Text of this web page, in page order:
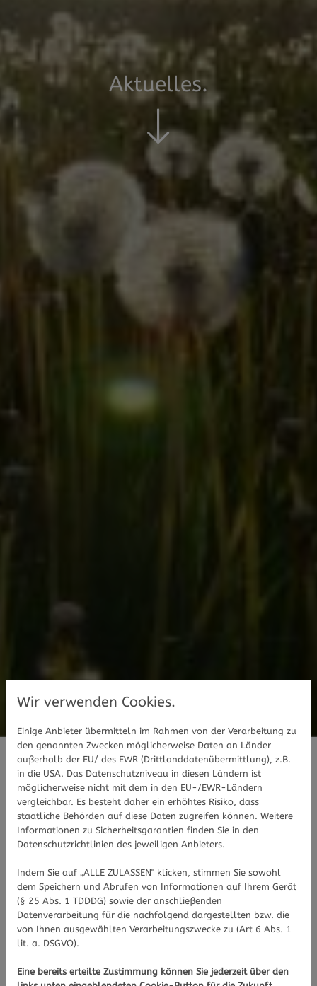
Aktuelles.
Mit unseren Inhalten bieten wir
Ihnen Mehrwert - weil uns Ihre
Gesundheit am Herzen liegt.
Hier informieren wir Sie über diverse
gesundheitliche Themen und die aktuellsten
News aus unseren Apotheken.
Wir verwenden Cookies.
Einige Anbieter übermitteln im Rahmen von der Verarbeitung zu
den genannten Zwecken möglicherweise Daten an Länder
außerhalb der EU/ des EWR (Drittlanddatenübermittlung), z.B.
in die USA. Das Datenschutzniveau in diesen Ländern ist
möglicherweise nicht mit dem in den EU-/EWR-Ländern
vergleichbar. Es besteht daher ein erhöhtes Risiko, dass
staatliche Behörden auf diese Daten zugreifen können. Weitere
Informationen zu Sicherheitsgarantien finden Sie in den
Datenschutzrichtlinien des jeweiligen Anbieters.
Indem Sie auf „ALLE ZULASSEN" klicken, stimmen Sie sowohl
dem Speichern und Abrufen von Informationen auf Ihrem Gerät
(§ 25 Abs. 1 TDDDG) sowie der anschließenden
Datenverarbeitung für die nachfolgend dargestellten bzw. die
von Ihnen ausgewählten Verarbeitungszwecke zu (Art 6 Abs. 1
lit. a. DSGVO).
Eine bereits erteilte Zustimmung können Sie jederzeit über den